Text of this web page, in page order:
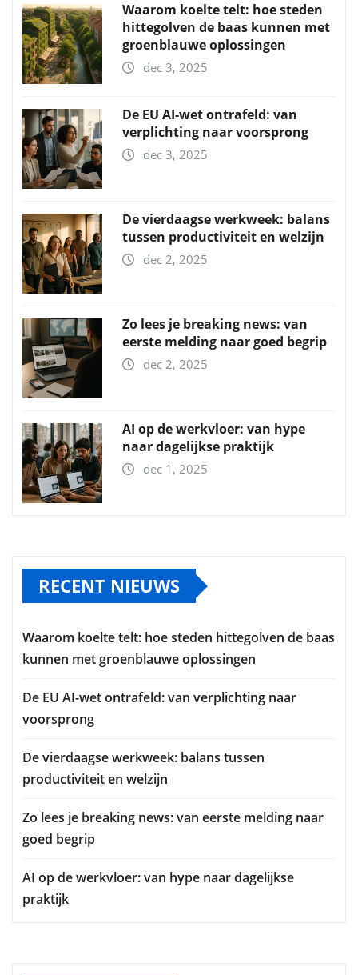
Waarom koelte telt: hoe steden
hittegolven de baas kunnen met
groenblauwe oplossingen
dec 3, 2025
De EU AI-wet ontrafeld: van
verplichting naar voorsprong
dec 3, 2025
De vierdaagse werkweek: balans
tussen productiviteit en welzijn
dec 2, 2025
Zo lees je breaking news: van
eerste melding naar goed begrip
dec 2, 2025
AI op de werkvloer: van hype
naar dagelijkse praktijk
dec 1, 2025
RECENT NIEUWS
Waarom koelte telt: hoe steden hittegolven de baas
kunnen met groenblauwe oplossingen
De EU AI-wet ontrafeld: van verplichting naar
voorsprong
De vierdaagse werkweek: balans tussen
productiviteit en welzijn
Zo lees je breaking news: van eerste melding naar
goed begrip
AI op de werkvloer: van hype naar dagelijkse
praktijk